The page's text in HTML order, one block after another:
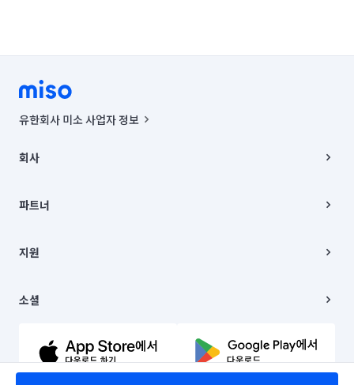
유한회사 미소 사업자 정보
00019 |
주소 | 본사: 서울특별시 종로구 율곡로 6(중학동, 트윈트리빌딩) B동 5층
컨택센터 : 서울특별시 종로구 수송동 율곡로 24, 7층, 8층 미소
상품, 상품정보, 거래에 관한 의무와 책임은 거래당사자에게 있습니다.
언론 보도 관련 문의:
© 유한회사 미소. Miso, Inc. All Rights Reserved.
회사
채용
파트너
이사
지원
이용약관
문의하기
소셜
유튜브